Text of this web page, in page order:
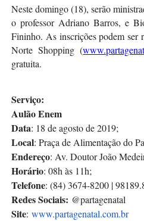
Neste domingo (18), serão
o professor Adriano Barros, e
Fininho. As inscrições podem ser
Norte Shopping (
gratuita.
Serviço:
Aulão Enem
Data: 18 de agosto de 2019;
Local: Praça de Alimentação do
Endereço: Av. Doutor João
Horário: 08h às 11h;
Telefone: (84) 3674-8200 |
Redes Sociais: @partagenatal
Site: www.partagenatal.com.br